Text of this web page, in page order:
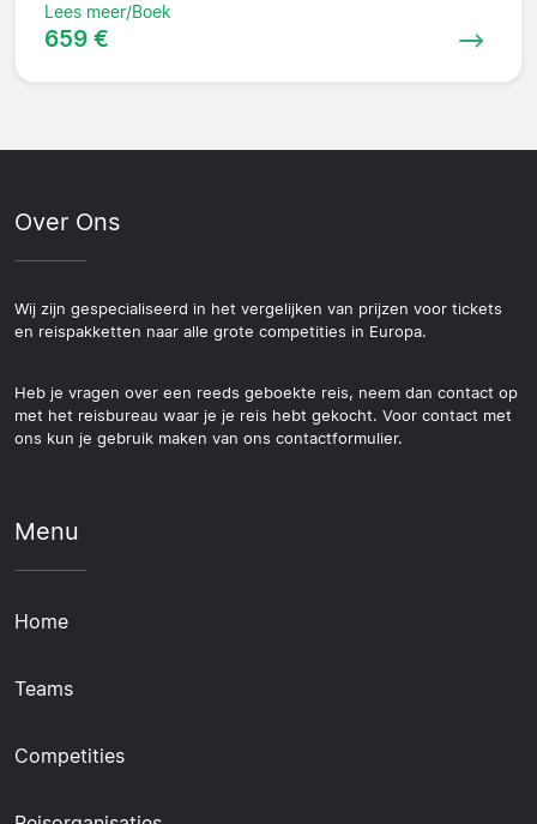
Lees meer/Boek
659 €
Over Ons
Wij zijn gespecialiseerd in het vergelijken van prijzen voor tickets
en reispakketten naar alle grote competities in Europa.
Heb je vragen over een reeds geboekte reis, neem dan contact op
met het reisbureau waar je je reis hebt gekocht. Voor contact met
ons kun je gebruik maken van ons contactformulier.
Menu
Home
Teams
Competities